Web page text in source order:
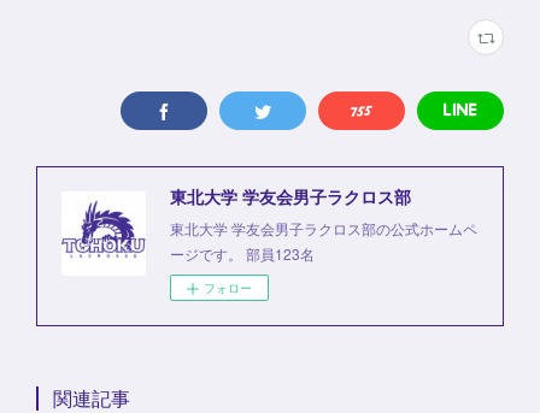
東北大学 学友会男子ラクロス部
東北大学 学友会男子ラクロス部の公式ホームペ
ージです。 部員123名
フォロー
関連記事